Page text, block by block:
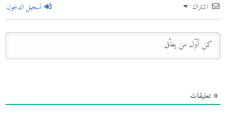
اشتراك تسجيل الدخول
0 تعليقات